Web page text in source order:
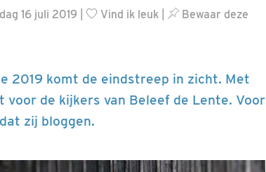
16 juli 2019 | Vind ik leuk
Bewaar deze
2019 komt de eindstreep in zicht. Met
de kijkers van Beleef de Lente. Voor
zij bloggen.